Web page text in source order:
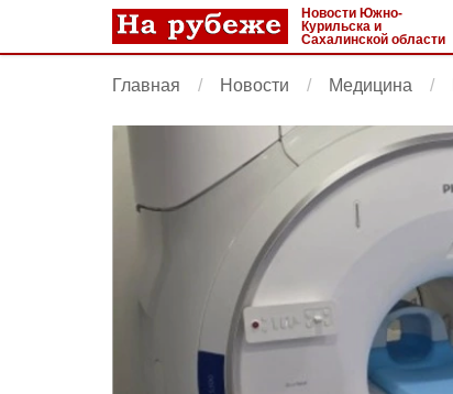
Новости Южно-
Курильска и
Сахалинской области
Главная Новости Медицина